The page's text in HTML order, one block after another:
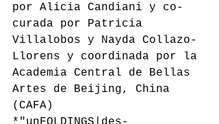
por Alicia Candiani y co-
curada por Patricia
Villalobos y Nayda Collazo-
Llorens y coordinada por la
Academia Central de Bellas
Artes de Beijing, China
(CAFA)